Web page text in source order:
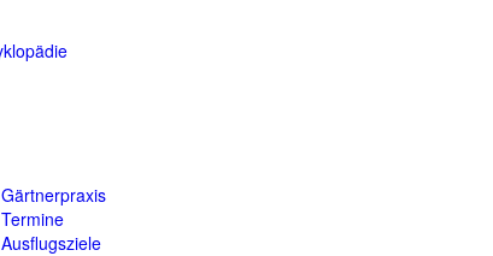
Gärtnerpraxis
Termine
Ausflugsziele